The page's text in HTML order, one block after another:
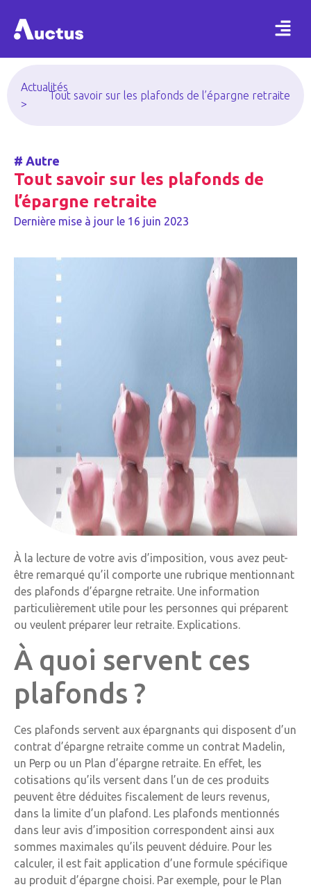
Actualités
>
Tout savoir sur les plafonds de l’épargne retraite
# Autre
Tout savoir sur les plafonds de
l’épargne retraite
Dernière mise à jour le 16 juin 2023
À la lecture de votre avis d’imposition, vous avez peut-
être remarqué qu’il comporte une rubrique mentionnant
des plafonds d’épargne retraite. Une information
particulièrement utile pour les personnes qui préparent
ou veulent préparer leur retraite. Explications.
À quoi servent ces
plafonds ?
Ces plafonds servent aux épargnants qui disposent d’un
contrat d’épargne retraite comme un contrat Madelin,
un Perp ou un Plan d’épargne retraite. En effet, les
cotisations qu’ils versent dans l’un de ces produits
peuvent être déduites fiscalement de leurs revenus,
dans la limite d’un plafond. Les plafonds mentionnés
dans leur avis d’imposition correspondent ainsi aux
sommes maximales qu’ils peuvent déduire. Pour les
calculer, il est fait application d’une formule spécifique
au produit d’épargne choisi. Par exemple, pour le Plan